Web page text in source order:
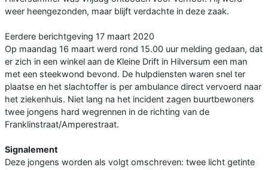
weer heengezonden, maar blijft verdachte in deze zaak.
Eerdere berichtgeving 17 maart 2020
Op maandag 16 maart werd rond 15.00 uur melding gedaan, dat
er zich in een winkel aan de Kleine Drift in Hilversum een man
met een steekwond bevond. De hulpdiensten waren snel ter
plaatse en het slachtoffer is per ambulance direct vervoerd naar
het ziekenhuis. Niet lang na het incident zagen buurtbewoners
twee jongens hard wegrennen in de richting van de
Franklinstraat/Amperestraat.
Signalement
Deze jongens worden als volgt omschreven: twee licht getinte